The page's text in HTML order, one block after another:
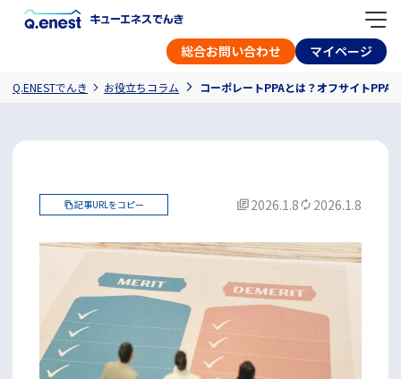
総合お問い合わせ マイページ
Q.ENESTでんき お役立ちコラム コーポレートPPAとは？オフサイトPPA
記事URLをコピー 2026.1.8 2026.1.8